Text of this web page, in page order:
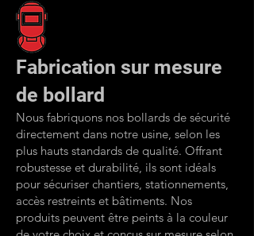
Fabrication sur mesure
de bollard
Nous fabriquons nos bollards de sécurité
directement dans notre usine, selon les
plus hauts standards de qualité. Offrant
robustesse et durabilité, ils sont idéals
pour sécuriser chantiers, stationnements,
accès restreints et bâtiments. Nos
produits peuvent être peints à la couleur